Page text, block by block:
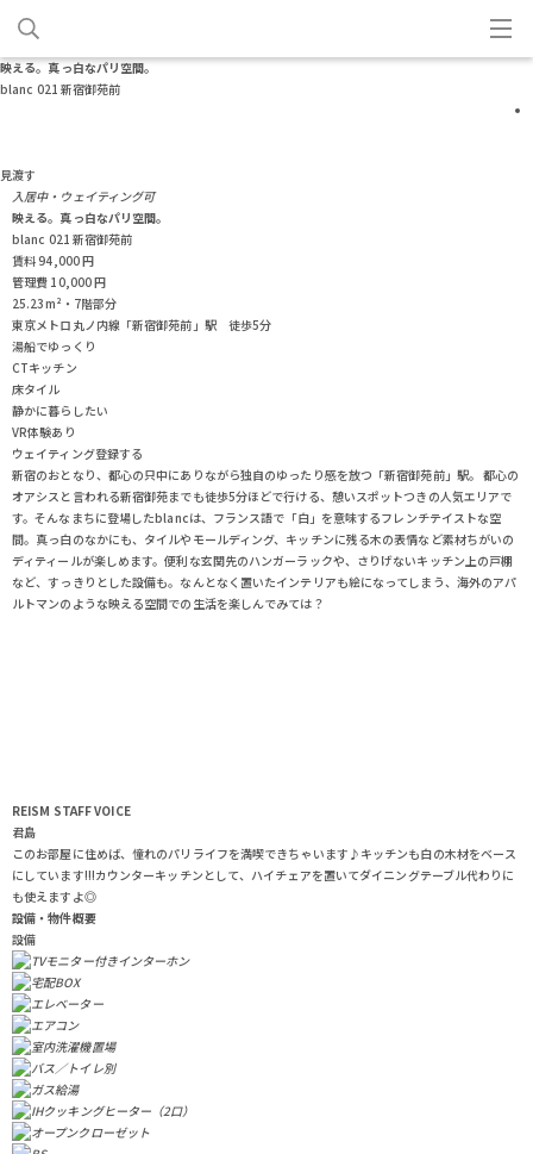
映える。真っ白なパリ空間。
blanc 021 新宿御苑前
見渡す
入居中・ウェイティング可
映える。真っ白なパリ空間。
blanc 021 新宿御苑前
賃料94,000円
管理費 10,000円
25.23m²・7階部分
東京メトロ丸ノ内線「新宿御苑前」駅 徒歩5分
湯船でゆっくり
CTキッチン
床タイル
静かに暮らしたい
VR体験あり
ウェイティング登録する
新宿のおとなり、都心の只中にありながら独自のゆったり感を放つ「新宿御苑前」駅。 都心の
オアシスと言われる新宿御苑までも徒歩5分ほどで行ける、憩いスポットつきの人気エリアで
す。そんなまちに登場したblancは、フランス語で「白」を意味するフレンチテイストな空
間。真っ白のなかにも、タイルやモールディング、キッチンに残る木の表情など素材ちがいの
ディティールが楽しめます。便利な玄関先のハンガーラックや、さりげないキッチン上の戸棚
など、すっきりとした設備も。なんとなく置いたインテリアも絵になってしまう、海外のアパ
ルトマンのような映える空間での生活を楽しんでみては？
REISM STAFFVOICE
君島
このお部屋に住めば、憧れのパリライフを満喫できちゃいます♪キッチンも白の木材をベース
にしています!!!カウンターキッチンとして、ハイチェアを置いてダイニングテーブル代わりに
も使えますよ◎
設備・物件概要
設備